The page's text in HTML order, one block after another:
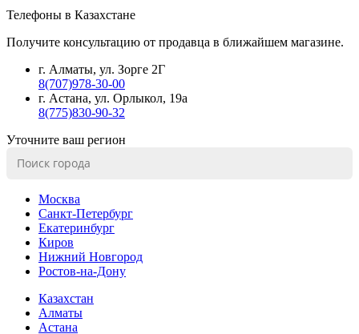
Телефоны в Казахстане
Получите консультацию от продавца в ближайшем магазине.
г. Алматы, ул. Зорге 2Г
8(707)978-30-00
г. Астана, ул. Орлыкол, 19а
8(775)830-90-32
Уточните ваш регион
Москва
Санкт-Петербург
Екатеринбург
Киров
Нижний Новгород
Ростов-на-Дону
Казахстан
Алматы
Астана